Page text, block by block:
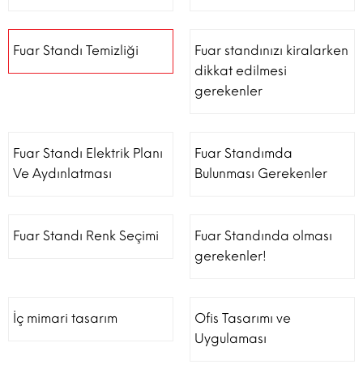
Fuar Standı Temizliği
Fuar standınızı kiralarken
dikkat edilmesi
gerekenler
Fuar Standı Elektrik Planı
Ve Aydınlatması
Fuar Standımda
Bulunması Gerekenler
Fuar Standı Renk Seçimi
Fuar Standında olması
gerekenler!
İç mimari tasarım
Ofis Tasarımı ve
Uygulaması